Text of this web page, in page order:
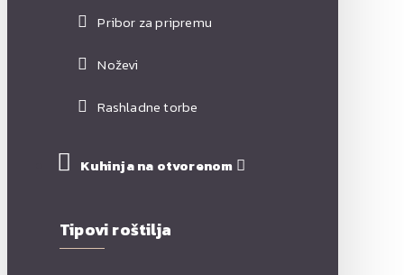
Pribor za pripremu
Noževi
Rashladne torbe
Kuhinja na otvorenom
Tipovi roštilja